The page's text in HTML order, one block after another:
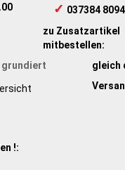
✓
037384
zu Zusatzartikel
mitbestellen:
grundiert
gleich
!: